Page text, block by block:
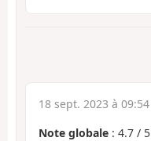
18 sept. 2023 à 09:54
Note globale : 4.7 / 5